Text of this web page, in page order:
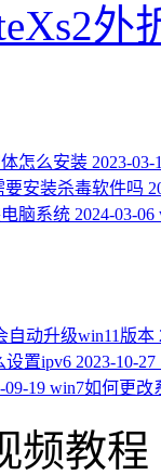
外
怎么安装 2023-03-
要安装杀毒软件吗
脑系统 2024-03-06
自动升级win11版本
设置ipv6 2023-10-27
09-19 win7如何更改
频教程